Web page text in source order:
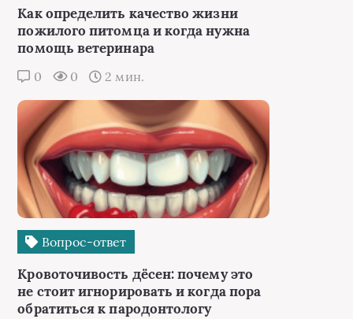
Как определить качество жизни
пожилого питомца и когда нужна
помощь ветеринара
0 0 2 мин.
Вопрос-ответ
Кровоточивость дёсен: почему это
не стоит игнорировать и когда пора
обратиться к пародонтологу